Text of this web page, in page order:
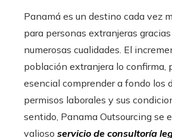
Panamá es un destino cada vez
para personas extranjeras gracias
numerosas cualidades. El
población extranjera lo confirma,
esencial comprender a fondo los
permisos laborales y sus
sentido, Panama Outsourcing se
valioso servicio de consultoría